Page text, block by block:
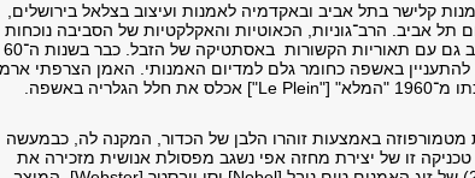
קלישר בתל אביב ובאקדמיה לאמנות ועיצוב בצלאל בירושלים,
תל אביב. הרב־גוניות, הכאוטיות והאקלקטיות של הסביבה נוכחות
בעבודותיו. הפסל מזל מתכתב גם עם תאוריות הקשורות באסתטיקה של הזבל. כבר בשנות ה־60
אמנים להתעניין באשפה כחומר גלם למדיום האמנותי. האמן הצרפתי
באמצעות זוהרו הלבן של הכדור, המקנה לה, כבמעשה
זו של יצירת מחזה אפי נשגב מפסולת אנושית מזכירה את